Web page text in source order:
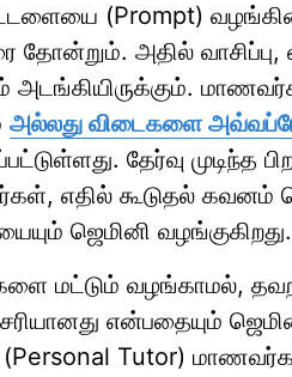
(Prompt)
தோன்றும். அதில்
அடங்கியிருக்கும்.
அல்லது விடைகளை
தேர்வு முடிந்த
எதில் கூடுதல் கவனம்
ஜெமினி வழங்குகிறது.
மட்டும் வழங்காமல்,
என்பதையும்
(Personal Tutor)